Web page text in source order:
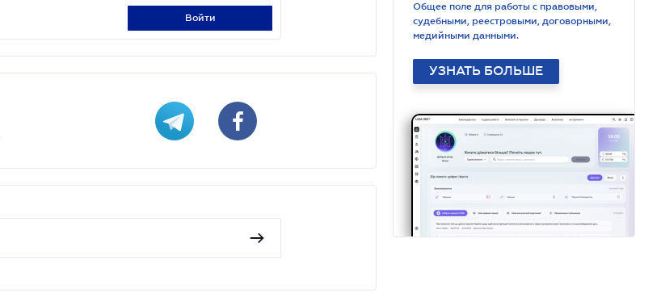
войти
Общее поле для работы с правовыми,
судебными, реестровыми, договорными,
медийными данными.
УЗНАТЬ БОЛЬШЕ